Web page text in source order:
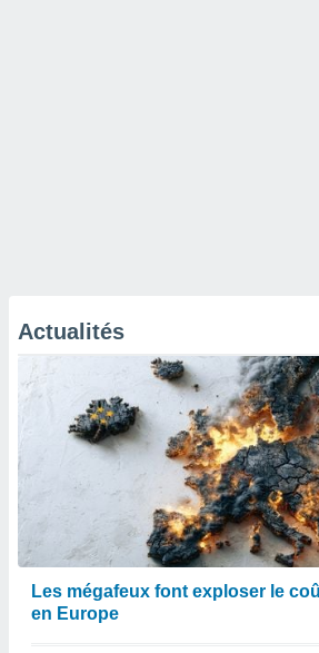
Actualités
Les mégafeux font exploser le
en Europe